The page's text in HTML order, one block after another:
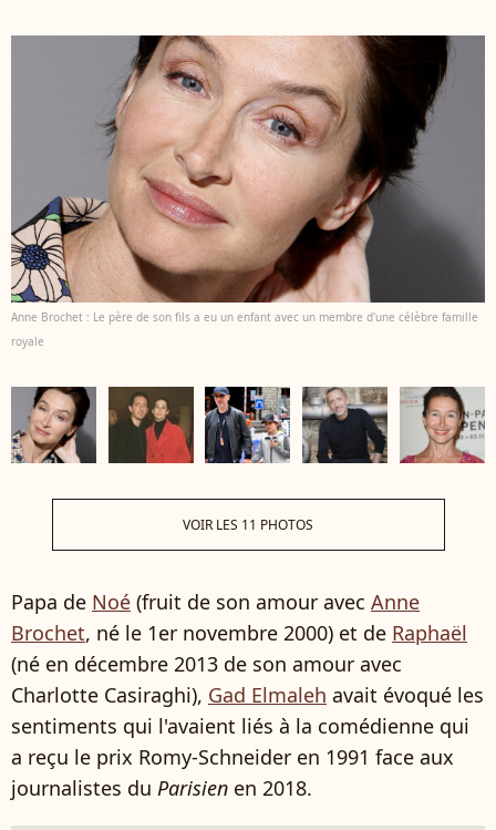
Anne Brochet : Le père de son fils a eu un enfant avec un membre d'une célèbre famille
royale
VOIR LES 11 PHOTOS
Papa de Noé (fruit de son amour avec Anne
Brochet, né le 1er novembre 2000) et de Raphaël
(né en décembre 2013 de son amour avec
Charlotte Casiraghi), Gad Elmaleh avait évoqué les
sentiments qui l'avaient liés à la comédienne qui
a reçu le prix Romy-Schneider en 1991 face aux
journalistes du Parisien en 2018.